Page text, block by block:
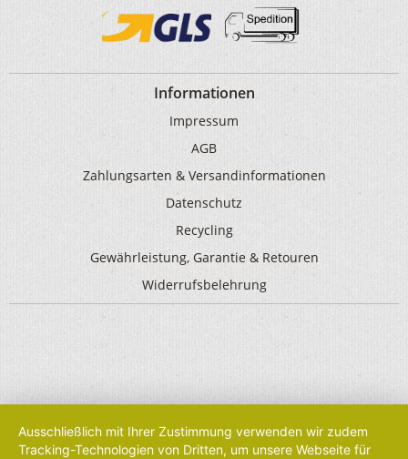
Informationen
Impressum
AGB
Zahlungsarten & Versandinformationen
Datenschutz
Recycling
Gewährleistung, Garantie & Retouren
Widerrufsbelehrung
Ausschließlich mit Ihrer Zustimmung verwenden wir zudem
Tracking-Technologien von Dritten, um unsere Webseite für